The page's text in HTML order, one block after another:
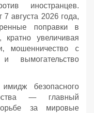
иностранцев.
августа 2026 года,
поправки в
кратно увеличивая
мошенничество с
вымогательство
безопасного
— главный
за мировые